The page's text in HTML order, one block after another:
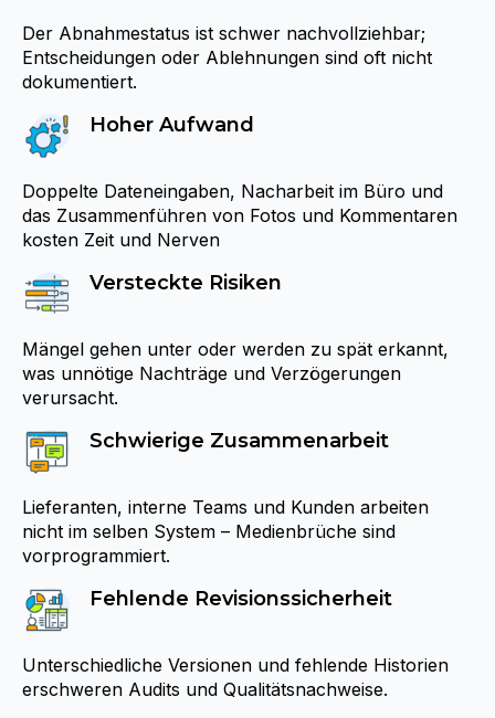
Der Abnahmestatus ist schwer nachvollziehbar;
Entscheidungen oder Ablehnungen sind oft nicht
dokumentiert.
Hoher Aufwand
Doppelte Dateneingaben, Nacharbeit im Büro und
das Zusammenführen von Fotos und Kommentaren
kosten Zeit und Nerven
Versteckte Risiken
Mängel gehen unter oder werden zu spät erkannt,
was unnötige Nachträge und Verzögerungen
verursacht.
Schwierige Zusammenarbeit
Lieferanten, interne Teams und Kunden arbeiten
nicht im selben System – Medienbrüche sind
vorprogrammiert.
Fehlende Revisionssicherheit
Unterschiedliche Versionen und fehlende Historien
erschweren Audits und Qualitätsnachweise.